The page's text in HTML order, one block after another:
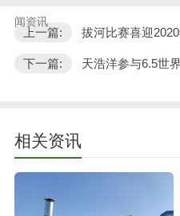
闻资讯
上一篇: 拔河比赛喜迎
下一篇: 天浩洋参与6.5世
相关资讯